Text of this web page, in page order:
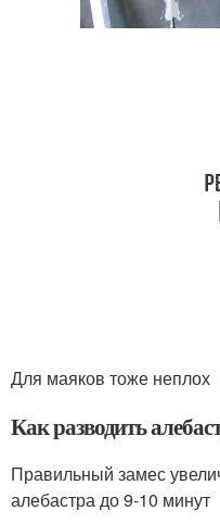
Для маяков тоже неплох
Как разводить
Правильный замес
алебастра до 9-10 минут